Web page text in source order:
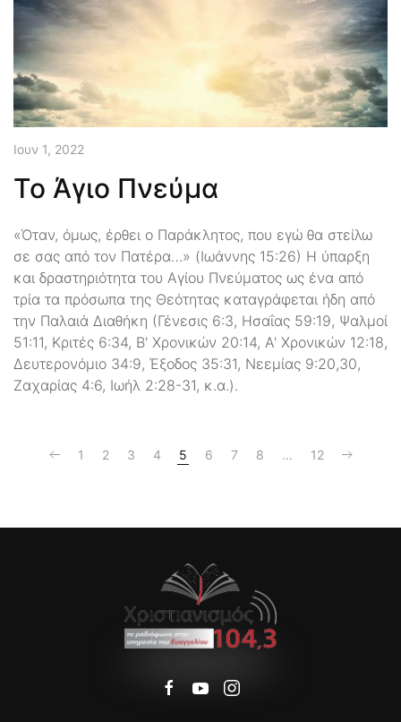
Ιουν 1, 2022
Το Άγιο Πνεύμα
«Όταν, όμως, έρθει ο Παράκλητος, που εγώ θα στείλω
σε σας από τον Πατέρα…» (Ιωάννης 15:26) Η ύπαρξη
και δραστηριότητα του Αγίου Πνεύματος ως ένα από
τρία τα πρόσωπα της Θεότητας καταγράφεται ήδη από
την Παλαιά Διαθήκη (Γένεσις 6:3, Ησαΐας 59:19, Ψαλμοί
51:11, Κριτές 6:34, Β' Χρονικών 20:14, Α' Χρονικών 12:18,
Δευτερονόμιο 34:9, Έξοδος 35:31, Νεεμίας 9:20,30,
Ζαχαρίας 4:6, Ιωήλ 2:28-31, κ.α.).
1 2 3 4 5 6 7 8 … 12